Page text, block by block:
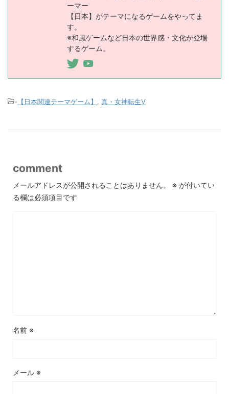
ーマー
【日本】がテーマになるゲームをやってま
す。
※和風ゲームなど日本の世界感・文化が登場
するゲーム。
- 【日本関連テーマゲーム】 真・女神転生Ⅴ
comment
メールアドレスが公開されることはありません。 ※ が付いてい
る欄は必須項目です
名前 ※
メール ※